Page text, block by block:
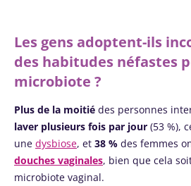
Les gens adoptent-ils
des habitudes néfastes
microbiote ?
Plus de la moitié des personnes
laver plusieurs fois par jour (53 %),
une dysbiose, et 38 % des femmes
douches vaginales, bien que cela
microbiote vaginal.